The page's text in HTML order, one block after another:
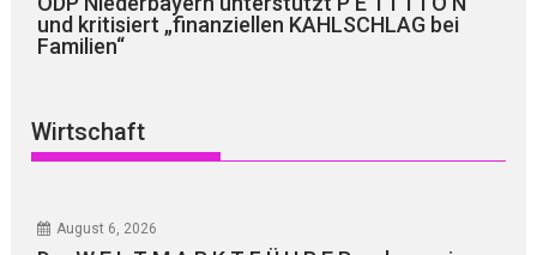
und kritisiert „finanziellen KAHLSCHLAG bei
Familien“
Wirtschaft
August 6, 2026